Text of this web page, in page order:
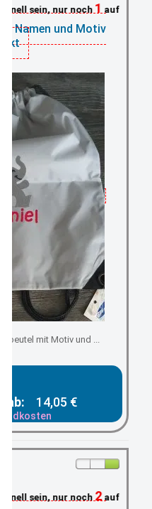
noch1auf Lager
Namen und Motiv
mit Motiv und ...
ab: 14,05 €
noch2auf Lager